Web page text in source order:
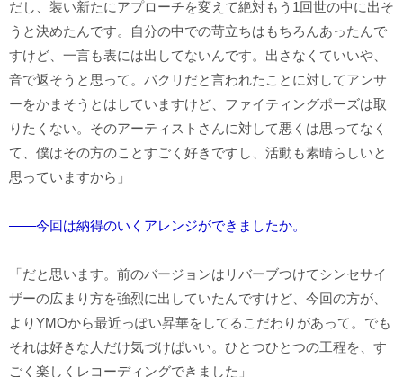
だし、装い新たにアプローチを変えて絶対もう1回世の中に出そ
うと決めたんです。自分の中での苛立ちはもちろんあったんで
すけど、一言も表には出してないんです。出さなくていいや、
音で返そうと思って。パクリだと言われたことに対してアンサ
ーをかまそうとはしていますけど、ファイティングポーズは取
りたくない。そのアーティストさんに対して悪くは思ってなく
て、僕はその方のことすごく好きですし、活動も素晴らしいと
思っていますから」
――今回は納得のいくアレンジができましたか。
「だと思います。前のバージョンはリバーブつけてシンセサイ
ザーの広まり方を強烈に出していたんですけど、今回の方が、
よりYMOから最近っぽい昇華をしてるこだわりがあって。でも
それは好きな人だけ気づけばいい。ひとつひとつの工程を、す
ごく楽しくレコーディングできました」